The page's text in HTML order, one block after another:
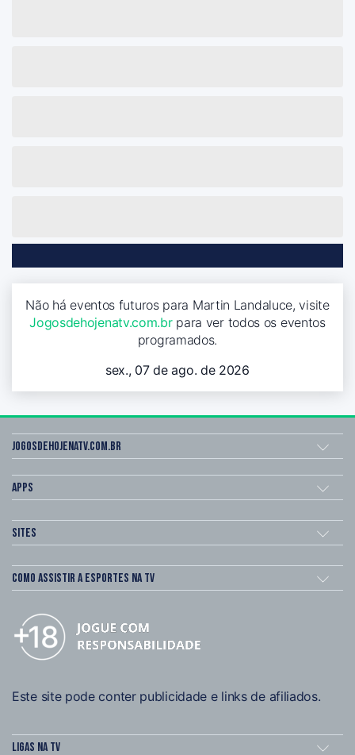
Não há eventos futuros para Martin Landaluce, visite
Jogosdehojenatv.com.brpara ver todos os eventos
programados.
sex., 07 de ago. de 2026
Jogosdehojenatv.com.br
Apps
Sites
Como assistir a esportes na TV
Este site pode conter publicidade e links de afiliados.
Ligas na TV